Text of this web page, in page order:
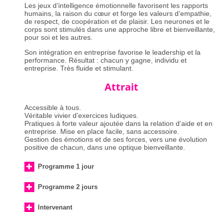
Les jeux d’intelligence émotionnelle favorisent les rapports
humains, la raison du cœur et forge les valeurs d’empathie,
de respect, de coopération et de plaisir. Les neurones et le
corps sont stimulés dans une approche libre et bienveillante,
pour soi et les autres.
Son intégration en entreprise favorise le leadership et la
performance. Résultat : chacun y gagne, individu et
entreprise. Très fluide et stimulant.
Attrait
Accessible à tous.
Véritable vivier d’exercices ludiques.
Pratiques à forte valeur ajoutée dans la relation d’aide et en
entreprise. Mise en place facile, sans accessoire.
Gestion des émotions et de ses forces, vers une évolution
positive de chacun, dans une optique bienveillante.
Programme 1 jour
Programme 2 jours
Intervenant